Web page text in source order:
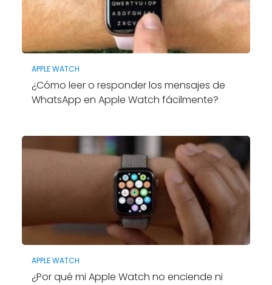
APPLE WATCH
¿Cómo leer o responder los mensajes de
WhatsApp en Apple Watch fácilmente?
APPLE WATCH
¿Por qué mi Apple Watch no enciende ni